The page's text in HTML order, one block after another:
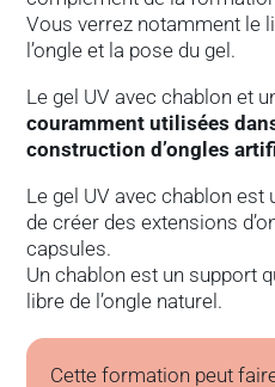
Vous verrez notamment le
l’ongle et la pose du gel.
Le gel UV avec chablon et
couramment utilisées
construction d’ongles
Le gel UV avec chablon
de créer des extensions
capsules.
Un chablon est un support
libre de l’ongle naturel.
Cette formation peut